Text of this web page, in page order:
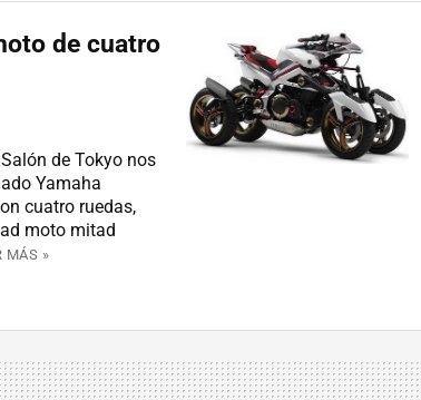
de cuatro
de Tokyo nos
Yamaha
cuatro ruedas,
moto mitad
MÁS »